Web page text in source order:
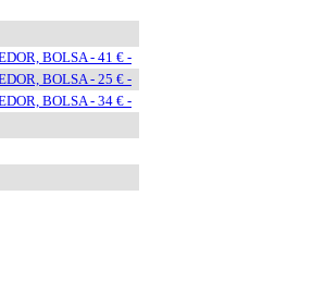
BOLSA - 41 € -
BOLSA - 25 € -
BOLSA - 34 € -